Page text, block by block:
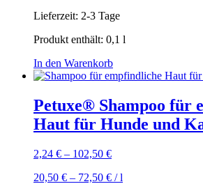
Lieferzeit: 2-3 Tage
Produkt enthält: 0,1 l
In den Warenkorb
Petuxe® Shampoo für
Haut für Hunde und
2,24 € – 102,50 €
20,50 € – 72,50 € /l